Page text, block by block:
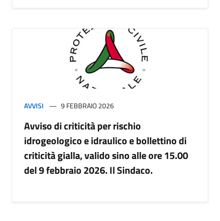
AVVISI 9 FEBBRAIO 2026
Avviso di criticità per rischio
idrogeologico e idraulico e bollettino di
criticità gialla, valido sino alle ore 15.00
del 9 febbraio 2026. Il Sindaco.